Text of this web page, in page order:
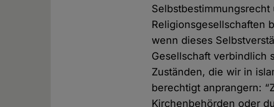
Religionsgesellschaften
wenn dieses
Gesellschaft verbindlich
Zuständen, die wir in
berechtigt anprangern:
Kirchenbehörden oder